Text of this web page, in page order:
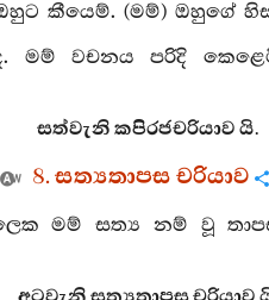
ඔහුට කීයෙම්. (මම්) ඔහුගේ
මම් වචනය පරිදි
සත්වැනි කපිරජචරියාව යි.
8. සත්‍යතාපස චරියාව
මම් සත්‍ය නම් වූ